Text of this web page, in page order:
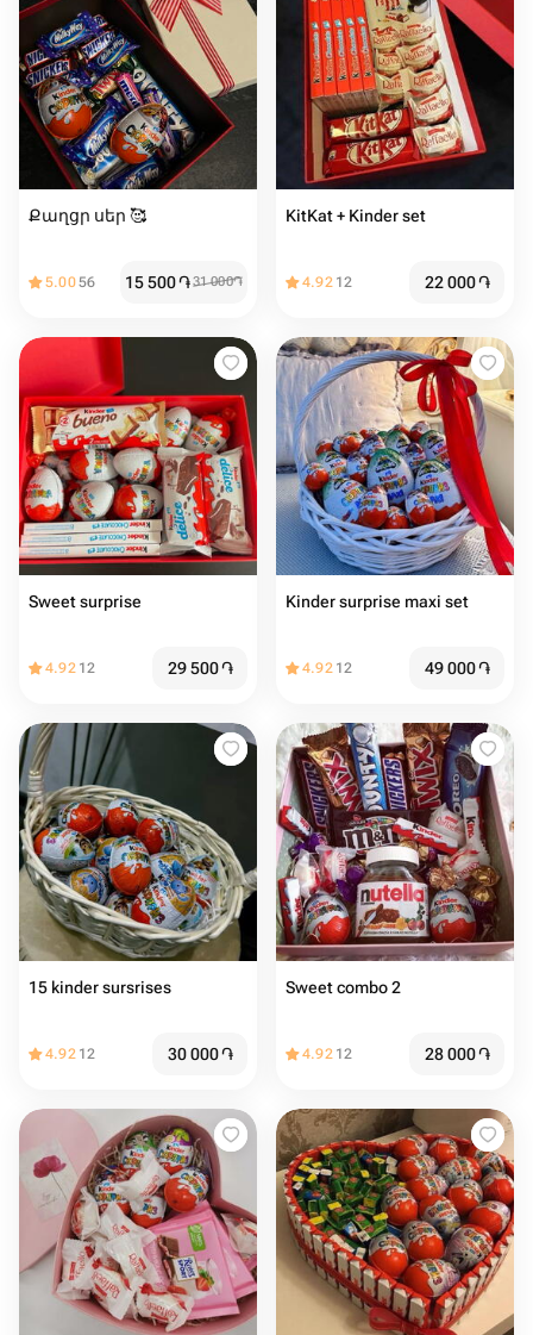
Քաղցր սեր 🥰
5.0056 15 500֏31 000֏
KitKat + Kinder set
4.92 12 22 000֏
Sweet surprise
4.92 12 29 500֏
Kinder surprise maxi set
4.92 12 49 000֏
15 kinder sursrises
4.92 12 30 000֏
Sweet combo 2
4.92 12 28 000֏